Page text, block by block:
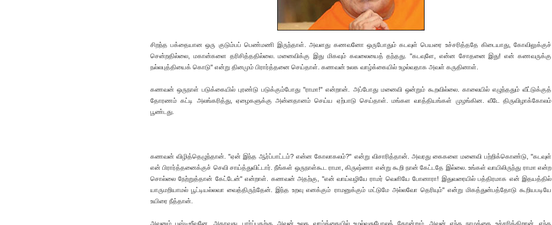
சிறந்த பக்தையான ஒரு குடும்பப் பெண்மணி இருந்தாள். அவளது கணவனோ ஒருபோதும் கடவுள் பெயரை உச்சரித்ததே கிடையாது, கோவிலுக்குச்
சென்றதில்லை, மகான்களை தரிசித்ததில்லை. மனைவிக்கு இது மிகவும் கவலையைத் தந்தது. "கடவுளே, என்ன சோதனை இது! என் கணவருக்கு
நல்லபுத்தியைக் கொடு" என்று தினமும் பிரார்த்தனை செய்தாள். கணவன் உலக வாழ்க்கையில் உழல்வதாக அவள் கருதினாள்.
கணவன் ஒருநாள் படுக்கையில் புரண்டு படுக்கும்போது "ராமா!" என்றான். அப்போது மனைவி ஒன்றும் கூறவில்லை. காலையில் எழுந்ததும் வீட்டுக்குத்
தோரணம் கட்டி அலங்கரித்து, ஏழைகளுக்கு அன்னதானம் செய்ய ஏற்பாடு செய்தாள். மங்கள வாத்தியங்கள் முழங்கின. வீடே திருவிழாக்கோலம்
பூண்டது.
கணவன் விழித்தெழுந்தான். "ஏன் இந்த ஆர்ப்பாட்டம்? என்ன கோலாகலம்?" என்று விசாரித்தான். அவரது கைகளை மனைவி பற்றிக்கொண்டு, "கடவுள்
என் பிரார்த்தனைக்குச் செவி சாய்த்துவிட்டார். நீங்கள் ஒருநாள்கூட ராமா, கிருஷ்ணா என்று கூறி நான் கேட்டதே இல்லை. உங்கள் வாயிலிருந்து ராமா என்ற
சொல்லை நேற்றுத்தான் கேட்டேன்" என்றாள். கணவன் அதற்கு, "என் வாய்வழியே ராமர் வெளியே போனாரா! இதுவரையில் பத்திரமாக என் இதயத்தில்
யாருமறியாமல் பூட்டியல்லவா வைத்திருந்தேன். இந்த உறவு எனக்கும் ராமனுக்கும் மட்டுமே அல்லவோ தெரியும்" என்று மிகத்துன்பத்தோடு கூறியபடியே
உயிரை நீத்தான்.
அவனும் புஷ்டிஜீவனே. அதாவது, பார்ப்பதற்கு அவன் உலக வாழ்க்கையில் உழல்வதுபோலத் தோன்றும். அவன் எந்த நாமத்தை உச்சரிக்கிறான், எந்த